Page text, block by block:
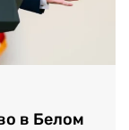
в Белом